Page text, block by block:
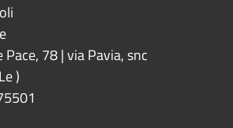
78 | via Pavia, snc
Le)